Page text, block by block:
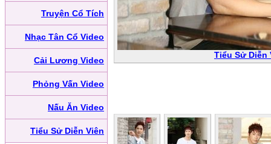
Truyện Cổ Tích
Nhạc Tân Cổ Video
Cải Lương Video
Phỏng Vấn Video
Nấu Ăn Video
Tiểu Sử Diễn Viên
Tiểu Sử Diễn